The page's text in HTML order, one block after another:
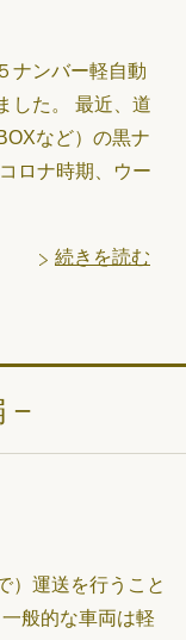
ナンバー軽自動
した。 最近、道
など）の黒ナ
ロナ時期、ウー
続きを読む
）運送を行うこと
般的な車両は軽